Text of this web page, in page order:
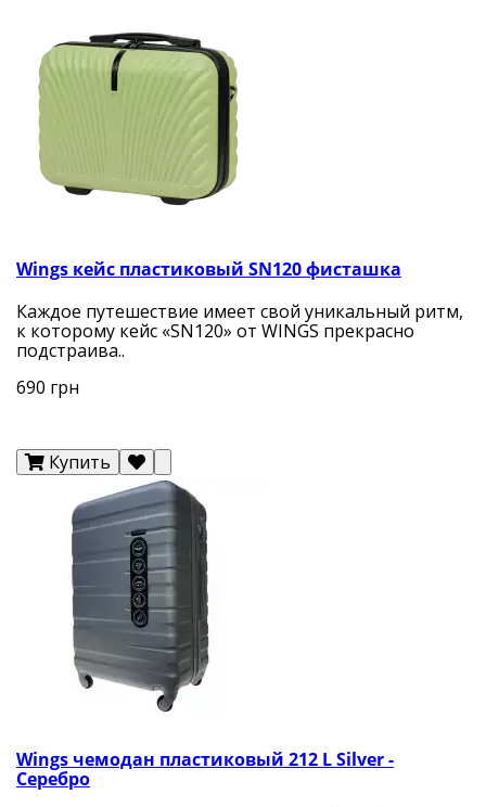
Wings кейс пластиковый SN120 фисташка
Каждое путешествие имеет свой уникальный ритм,
к которому кейс «SN120» от WINGS прекрасно
подстраива..
690 грн
Купить
Wings чемодан пластиковый 212 L Silver -
Серебро